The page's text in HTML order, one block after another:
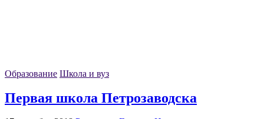
Образование Школа и вуз
Первая школа Петрозаводска